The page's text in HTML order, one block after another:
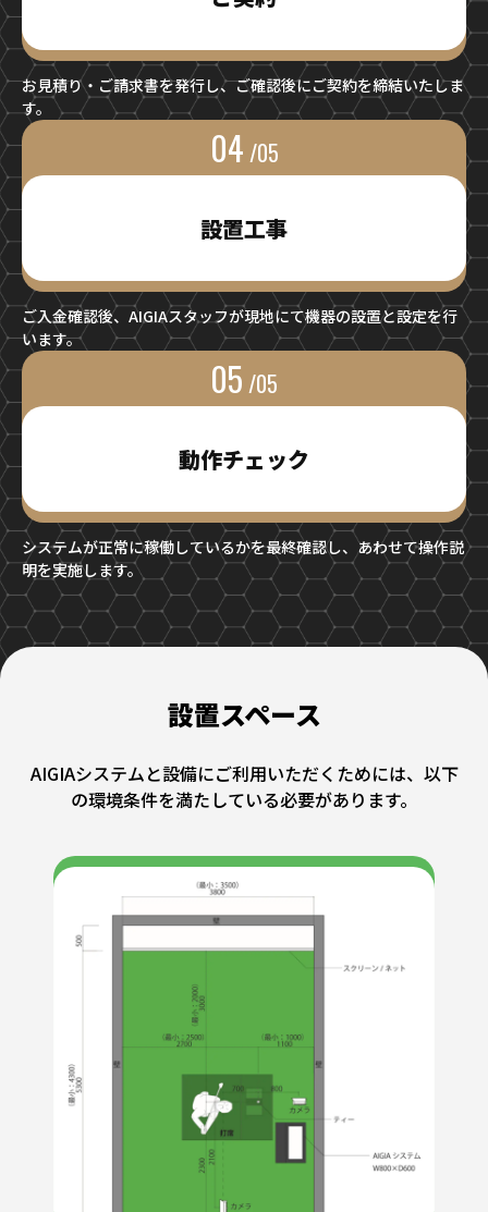
お見積り・ご請求書を発行し、ご確認後にご契約を締結いたしま
す。
04 /05
設置工事
ご入金確認後、AIGIAスタッフが現地にて機器の設置と設定を行
います。
05 /05
動作チェック
システムが正常に稼働しているかを最終確認し、あわせて操作説
明を実施します。
設置スペース
AIGIAシステムと設備にご利用いただくためには、以下
の環境条件を満たしている必要があります。